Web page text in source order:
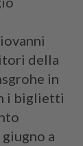
della
in
i biglietti
a